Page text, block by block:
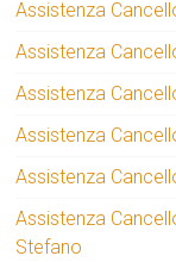
Assistenza
Assistenza
Assistenza
Assistenza
Assistenza
Assistenza
Stefano